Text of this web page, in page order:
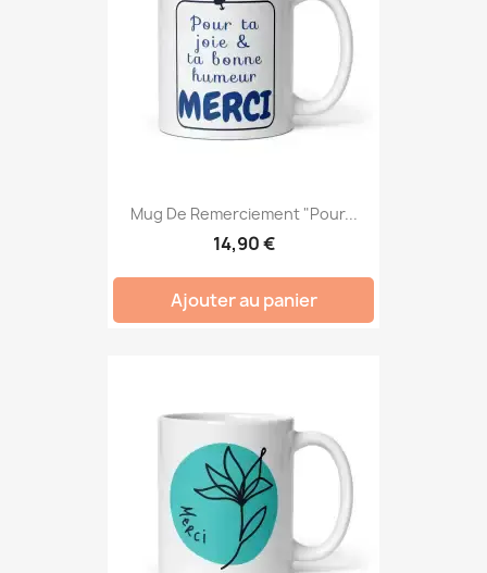
Mug De Remerciement "Pour...
14,90 €
Ajouter au panier